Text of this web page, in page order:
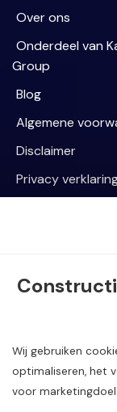
Over ons
Onderdeel van
Group
Blog
Algemene
Disclaimer
Privacy
Cookievoorkeur
Van Dijklaan
040 720 08
Wij gebruiken
optimaliseren, het
voor